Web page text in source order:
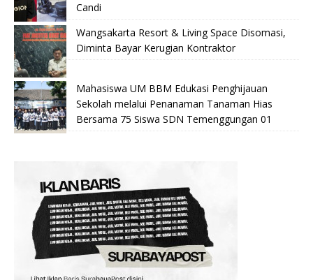
Candi
Wangsakarta Resort & Living Space Disomasi,
Diminta Bayar Kerugian Kontraktor
Mahasiswa UM BBM Edukasi Penghijauan
Sekolah melalui Penanaman Tanaman Hias
Bersama 75 Siswa SDN Temenggungan 01